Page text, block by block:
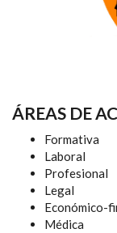
ÁREAS DE
Formativa
Laboral
Profesional
Legal
Económico-
Médica